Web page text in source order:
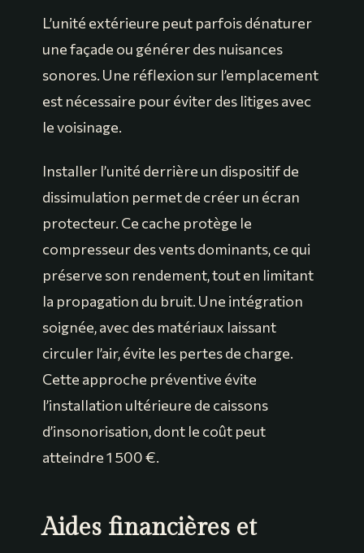
L’unité extérieure peut parfois dénaturer
une façade ou générer des nuisances
sonores. Une réflexion sur l’emplacement
est nécessaire pour éviter des litiges avec
le voisinage.
Installer l’unité derrière un dispositif de
dissimulation permet de créer un écran
protecteur. Ce cache protège le
compresseur des vents dominants, ce qui
préserve son rendement, tout en limitant
la propagation du bruit. Une intégration
soignée, avec des matériaux laissant
circuler l’air, évite les pertes de charge.
Cette approche préventive évite
l’installation ultérieure de caissons
d’insonorisation, dont le coût peut
atteindre 1 500 €.
Aides financières et